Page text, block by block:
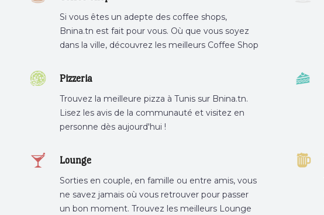
Si vous êtes un adepte des coffee shops,
Bnina.tn est fait pour vous. Où que vous soyez
dans la ville, découvrez les meilleurs Coffee Shop
Pizzeria
Trouvez la meilleure pizza à Tunis sur Bnina.tn.
Lisez les avis de la communauté et visitez en
personne dès aujourd'hui !
Lounge
Sorties en couple, en famille ou entre amis, vous
ne savez jamais où vous retrouver pour passer
un bon moment. Trouvez les meilleurs Lounge